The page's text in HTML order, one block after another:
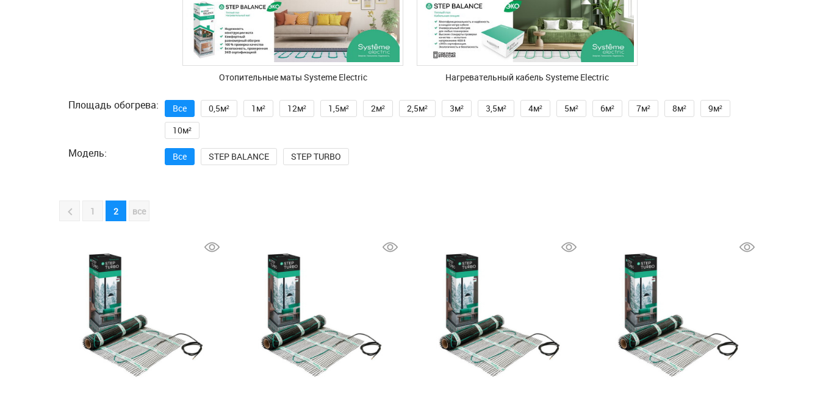
Отопительные маты Systeme Electric Нагревательный кабель Systeme Electric
Площадь обогрева: Все 0,5м² 1м² 12м² 1,5м² 2м² 2,5м² 3м² 3,5м² 4м² 5м² 6м² 7м² 8м²
9м²
10м²
Модель: Все STEP BALANCE STEP TURBO
1 2 все